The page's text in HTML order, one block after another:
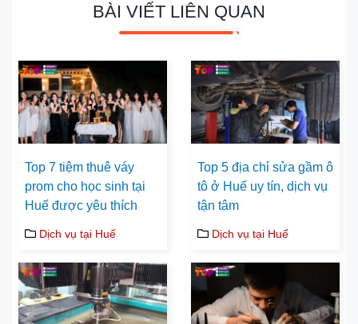
BÀI VIẾT LIÊN QUAN
Top 7 tiệm thuê váy
prom cho học sinh tại
Huế được yêu thích
Dịch vụ tại Huế
Top 5 địa chỉ sửa gầm ô
tô ở Huế uy tín, dịch vụ
tận tâm
Dịch vụ tại Huế